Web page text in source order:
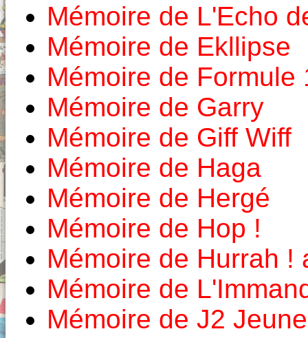
Mémoire de L'Echo
Mémoire de Ekllipse
Mémoire de Formule
Mémoire de Garry
Mémoire de Giff Wiff
Mémoire de Haga
Mémoire de Hergé
Mémoire de Hop !
Mémoire de Hurrah !
Mémoire de
Mémoire de J2